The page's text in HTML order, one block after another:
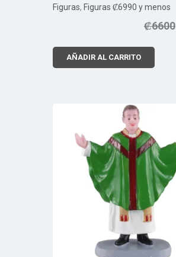
Figuras, Figuras ₡6990 y menos
₡6600
AÑADIR AL CARRITO